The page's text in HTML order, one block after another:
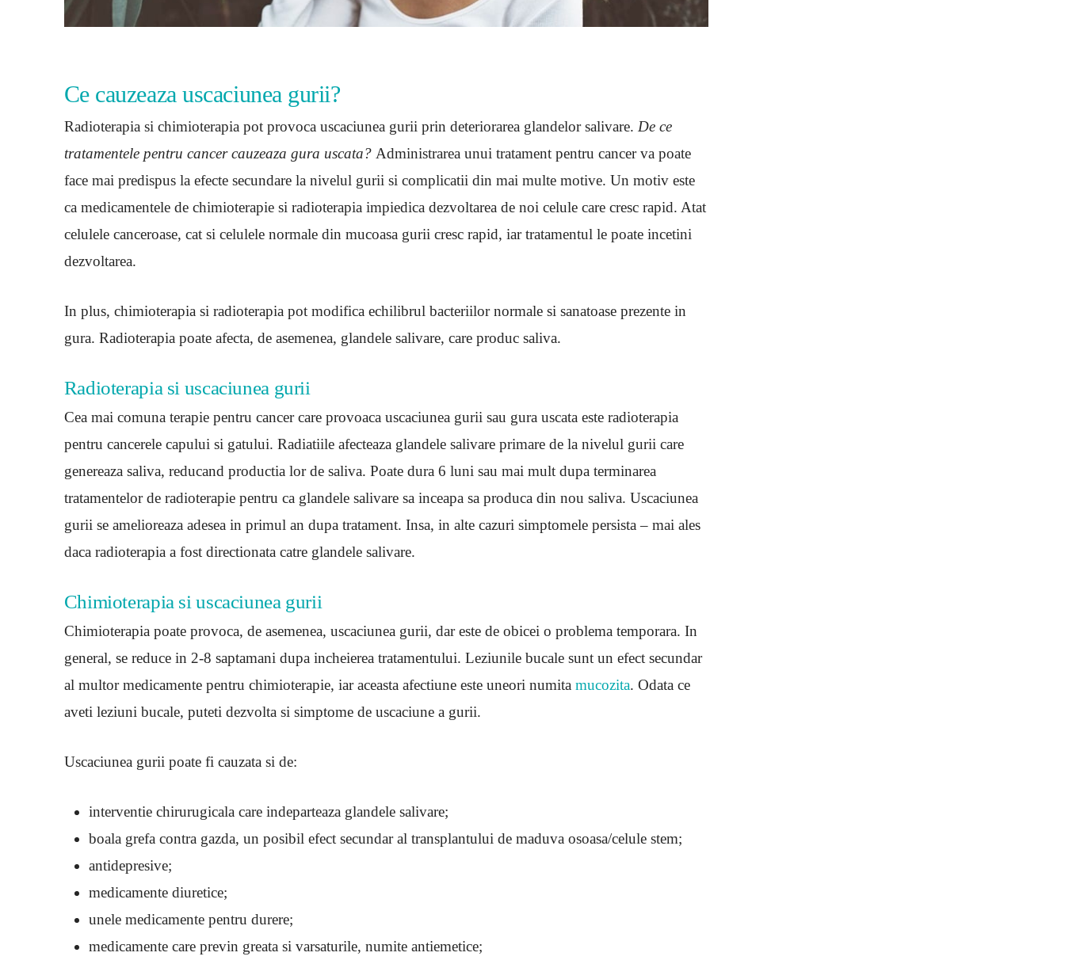
Ce cauzeaza uscaciunea gurii?
Radioterapia si chimioterapia pot provoca uscaciunea gurii prin deteriorarea glandelor salivare. De ce
tratamentele pentru cancer cauzeaza gura uscata? Administrarea unui tratament pentru cancer va poate
face mai predispus la efecte secundare la nivelul gurii si complicatii din mai multe motive. Un motiv este
ca medicamentele de chimioterapie si radioterapia impiedica dezvoltarea de noi celule care cresc rapid. Atat
celulele canceroase, cat si celulele normale din mucoasa gurii cresc rapid, iar tratamentul le poate incetini
dezvoltarea.
In plus, chimioterapia si radioterapia pot modifica echilibrul bacteriilor normale si sanatoase prezente in
gura. Radioterapia poate afecta, de asemenea, glandele salivare, care produc saliva.
Radioterapia si uscaciunea gurii
Cea mai comuna terapie pentru cancer care provoaca uscaciunea gurii sau gura uscata este radioterapia
pentru cancerele capului si gatului. Radiatiile afecteaza glandele salivare primare de la nivelul gurii care
genereaza saliva, reducand productia lor de saliva. Poate dura 6 luni sau mai mult dupa terminarea
tratamentelor de radioterapie pentru ca glandele salivare sa inceapa sa produca din nou saliva. Uscaciunea
gurii se amelioreaza adesea in primul an dupa tratament. Insa, in alte cazuri simptomele persista – mai ales
daca radioterapia a fost directionata catre glandele salivare.
Chimioterapia si uscaciunea gurii
Chimioterapia poate provoca, de asemenea, uscaciunea gurii, dar este de obicei o problema temporara. In
general, se reduce in 2-8 saptamani dupa incheierea tratamentului. Leziunile bucale sunt un efect secundar
al multor medicamente pentru chimioterapie, iar aceasta afectiune este uneori numita mucozita. Odata ce
aveti leziuni bucale, puteti dezvolta si simptome de uscaciune a gurii.
Uscaciunea gurii poate fi cauzata si de:
interventie chirurugicala care indeparteaza glandele salivare;
boala grefa contra gazda, un posibil efect secundar al transplantului de maduva osoasa/celule stem;
antidepresive;
medicamente diuretice;
unele medicamente pentru durere;
medicamente care previn greata si varsaturile, numite antiemetice;